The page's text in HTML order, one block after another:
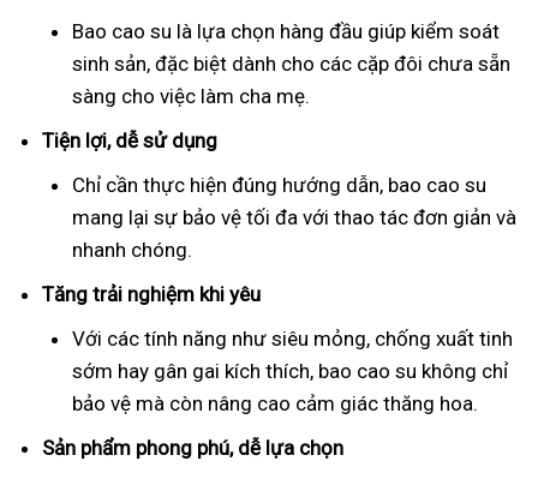
Bao cao su là lựa chọn hàng đầu giúp kiểm soát
sinh sản, đặc biệt dành cho các cặp đôi chưa sẵn
sàng cho việc làm cha mẹ.
Tiện lợi, dễ sử dụng
Chỉ cần thực hiện đúng hướng dẫn, bao cao su
mang lại sự bảo vệ tối đa với thao tác đơn giản và
nhanh chóng.
Tăng trải nghiệm khi yêu
Với các tính năng như siêu mỏng, chống xuất tinh
sớm hay gân gai kích thích, bao cao su không chỉ
bảo vệ mà còn nâng cao cảm giác thăng hoa.
Sản phẩm phong phú, dễ lựa chọn